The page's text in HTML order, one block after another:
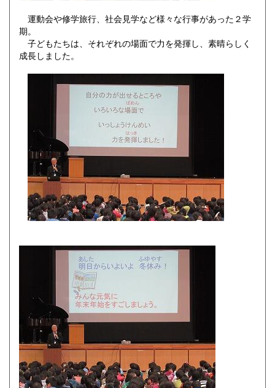
運動会や修学旅行、社会見学など様々な行事があった２学
期。
子どもたちは、それぞれの場面で力を発揮し、素晴らしく
成長しました。